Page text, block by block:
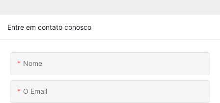
Entre em contato conosco
Nome
O Email